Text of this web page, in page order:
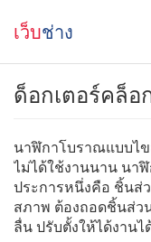
เว็บช่าง
ด็อกเตอร์คล็อ
นาฬิกาโบราณแบบไ
ไม่ได้ใช้งานนาน นา
ประการหนึ่งคือ ชิ้น
สภาพ ต้องถอดชิ้นส่ว
ลื่น ปรับตั้งให้ได้งานไ